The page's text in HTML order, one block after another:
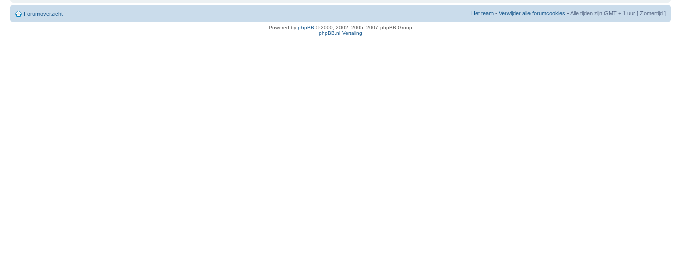
Forumoverzicht Het team • Verwijder alle forumcookies • Alle tijden zijn GMT + 1 uur [ Zomertijd ]
Powered by phpBB © 2000, 2002, 2005, 2007 phpBB Group
phpBB.nl Vertaling